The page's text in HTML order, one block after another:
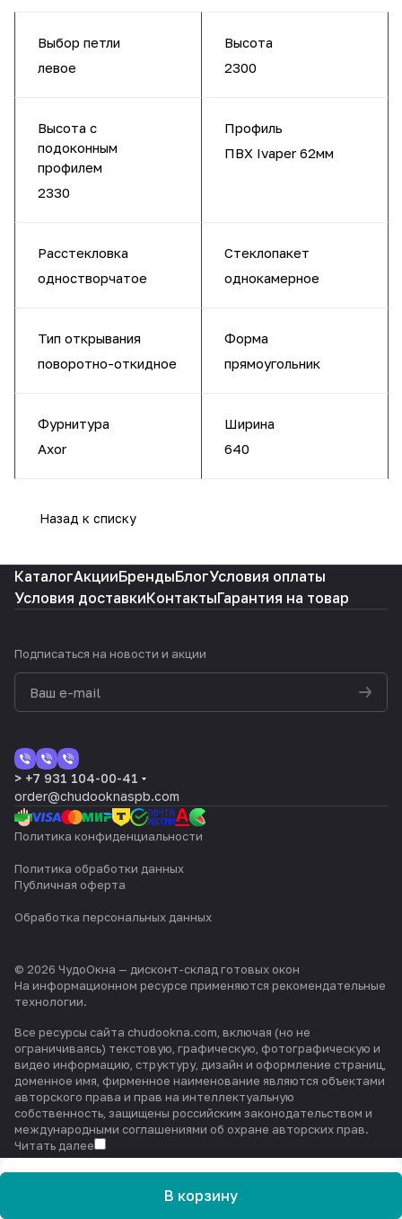
Выбор петли
левое
Высота
2300
Высота с
подоконным
профилем
2330
Профиль
ПВХ Ivaper 62мм
Расстекловка
одностворчатое
Стеклопакет
однокамерное
Тип открывания
поворотно-откидное
Форма
прямоугольник
Фурнитура
Axor
Ширина
640
Назад к списку
В корзину
КаталогАкцииБрендыБлогУсловия оплаты
Условия доставкиКонтактыГарантия на товар
Подписаться на новости и акции
> +7 931 104-00-41
order@chudooknaspb.com
Политика конфиденциальности
Политика обработки данных
Публичная оферта
Обработка персональных данных
© 2026 ЧудоОкна — дисконт-склад готовых окон
На информационном ресурсе применяются рекомендательные
технологии.
Все ресурсы сайта chudookna.com, включая (но не
ограничиваясь) текстовую, графическую, фотографическую и
видео информацию, структуру, дизайн и оформление страниц,
доменное имя, фирменное наименование являются объектами
авторского права и прав на интеллектуальную
собственность, защищены российским законодательством и
международными соглашениями об охране авторских прав.
Читать далее